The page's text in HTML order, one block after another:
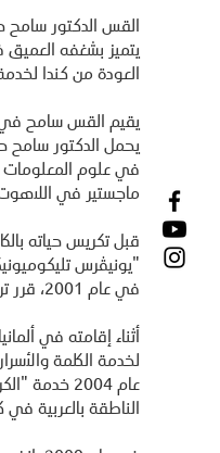
القس الدكتور سامح
يتميز بشغفه
العودة من كندا
يقيم القس سامح في
يحمل الدكتور سامح
في علوم المعلومات
ماجستير في
قبل تكريس حياته
"يونيڤرس
في عام 2001، قرر ترك عالم الأعمال استجابةً لدعوة الله، وعاد إلى مصر مكرّسًا حياته لخدمة الكنيسة.
لخدمة الكلمة
الناطقة بالعربية